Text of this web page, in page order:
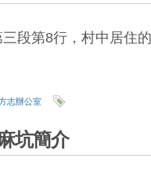
段第8行，村中居住
志辦公室
坑簡介